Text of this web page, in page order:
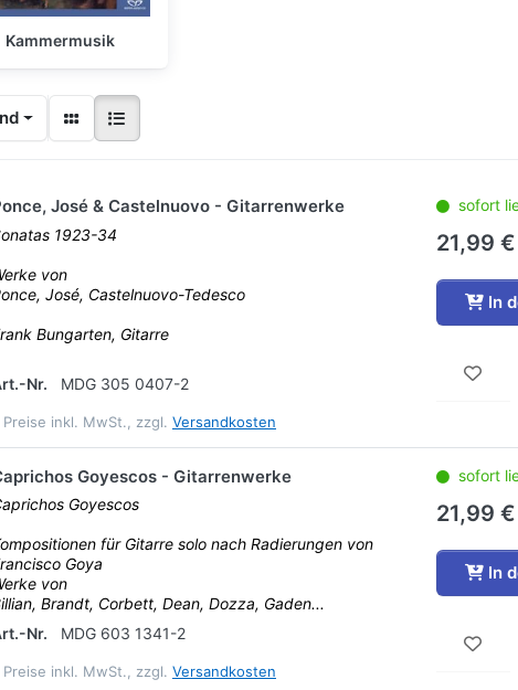
Kammermusik
José & Castelnuovo - Gitarrenwerke
1923-34
von
José, Castelnuovo-Tedesco
Bungarten, Gitarre
Nr. MDG 305 0407-2
Preise inkl. MwSt., zzgl. Versandkosten
sofort
21,99
In
Goyescos - Gitarrenwerke
Goyescos
für Gitarre solo nach Radierungen von
Goya
von
Brandt, Corbett, Dean, Dozza, Gaden...
Nr.
MDG 603 1341-2
Preise inkl. MwSt., zzgl. Versandkosten
sofort
21,99
In